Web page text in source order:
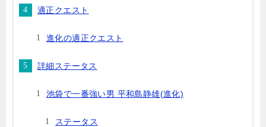
適正クエスト
進化の適正クエスト
詳細ステータス
池袋で一番強い男 平和島静雄(進化)
ステータス